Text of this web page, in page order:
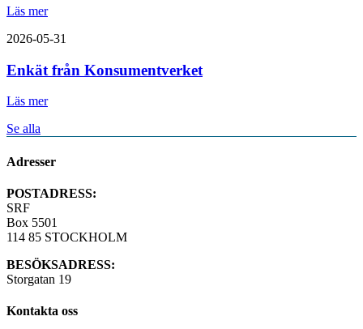
Läs mer
2026-05-31
Enkät från Konsumentverket
Läs mer
Se alla
Adresser
POSTADRESS:
SRF
Box 5501
114 85 STOCKHOLM
BESÖKSADRESS:
Storgatan 19
Kontakta oss